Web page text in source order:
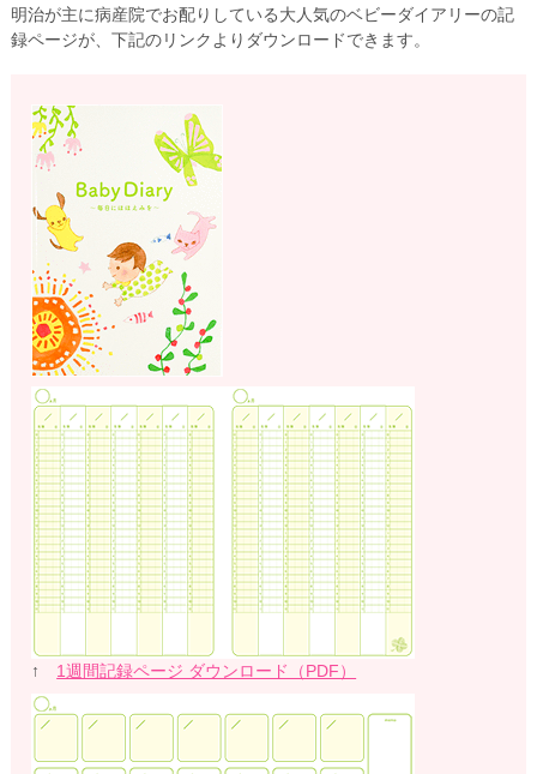
明治が主に病産院でお配りしている大人気のベビーダイアリーの記
録ページが、下記のリンクよりダウンロードできます。
↑ 1週間記録ページ ダウンロード（PDF）